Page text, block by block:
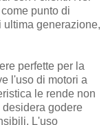
punto di
ultima generazione,
perfette per la
l'uso di motori a
le rende non
godere
L'uso